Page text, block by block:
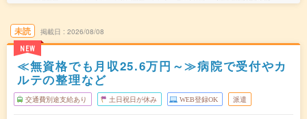
未読
NEW
掲載日 2026/08/08
≪無資格でも月収25.6万円～≫病院で受付やカ
ルテの整理など
交通費別途支給あり 土日祝日が休み WEB登録OK 派遣